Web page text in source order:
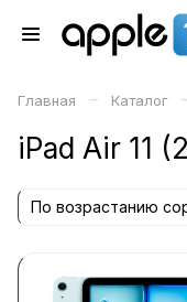
Главная – Каталог
iPad Air 11